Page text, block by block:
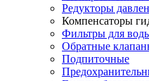
Редукторы
Компенсаторы
Фильтры для
Обратные
Подпиточные